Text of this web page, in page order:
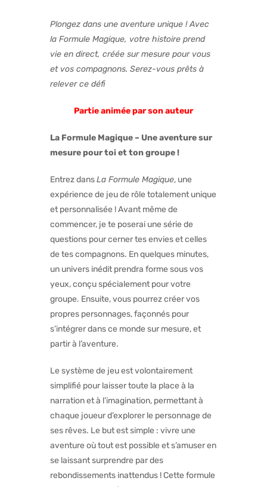
Plongez dans une aventure unique ! Avec
la Formule Magique, votre histoire prend
vie en direct, créée sur mesure pour vous
et vos compagnons. Serez-vous prêts à
relever ce défi
Partie animée par son auteur
La Formule Magique – Une aventure sur
mesure pour toi et ton groupe !
Entrez dansLa Formule Magique, une
expérience de jeu de rôle totalement unique
et personnalisée ! Avant même de
commencer, je te poserai une série de
questions pour cerner tes envies et celles
de tes compagnons. En quelques minutes,
un univers inédit prendra forme sous vos
yeux, conçu spécialement pour votre
groupe. Ensuite, vous pourrez créer vos
propres personnages, façonnés pour
s’intégrer dans ce monde sur mesure, et
partir à l’aventure.
Le système de jeu est volontairement
simplifié pour laisser toute la place à la
narration et à l’imagination, permettant à
chaque joueur d’explorer le personnage de
ses rêves. Le but est simple : vivre une
aventure où tout est possible et s’amuser en
se laissant surprendre par des
rebondissements inattendus ! Cette formule